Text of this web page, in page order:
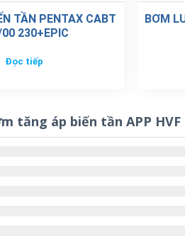
TẦN PENTAX CABT
230+EPIC
Đọc tiếp
BƠM
tăng áp biến tần APP HVF